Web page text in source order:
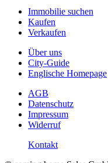
Immobilie suchen
Kaufen
Verkaufen
Über uns
City-Guide
Englische Homepage
AGB
Datenschutz
Impressum
Widerruf
Kontakt